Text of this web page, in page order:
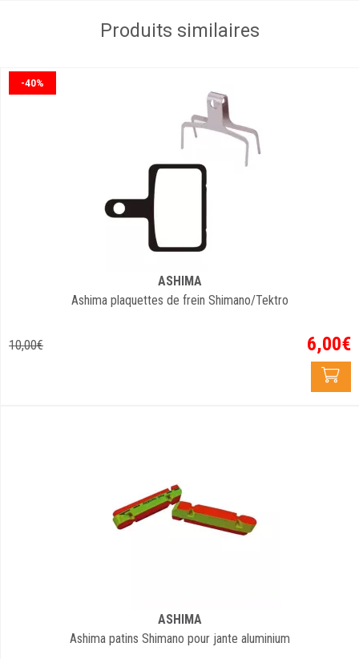
Produits similaires
-40%
ASHIMA
Ashima plaquettes de frein Shimano/Tektro
10,00€ 6,00€
ASHIMA
Ashima patins Shimano pour jante aluminium